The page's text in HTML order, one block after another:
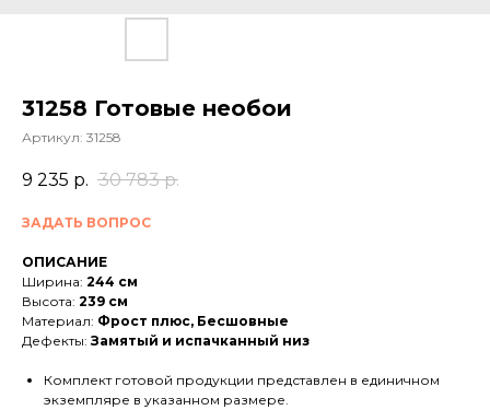
31258 Готовые необои
Артикул: 31258
9 235 р. 30 783 р.
ЗАДАТЬ ВОПРОС
ОПИСАНИЕ
Ширина: 244 см
Высота: 239 см
Материал: Фрост плюс, Бесшовные
Дефекты: Замятый и испачканный низ
Комплект готовой продукции представлен в единичном
экземпляре в указанном размере.